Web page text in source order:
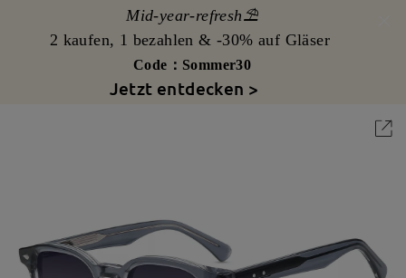
Mid-year-refresh⛱️
2 kaufen, 1 bezahlen & -30% auf Gläser
Code：Sommer30
Jetzt entdecken >